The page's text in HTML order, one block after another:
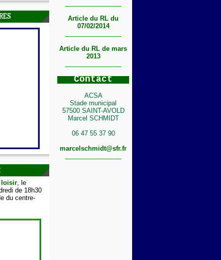
loisir, le
de 18h30
du centre-
Article du RL du
07/02/2014
Article du RL de mars
2013
Contact
ACSA
Stade municipal
57500 SAINT-AVOLD
Marcel SCHMIDT
06 47 55 37 90
marcelschmidt@sfr.fr